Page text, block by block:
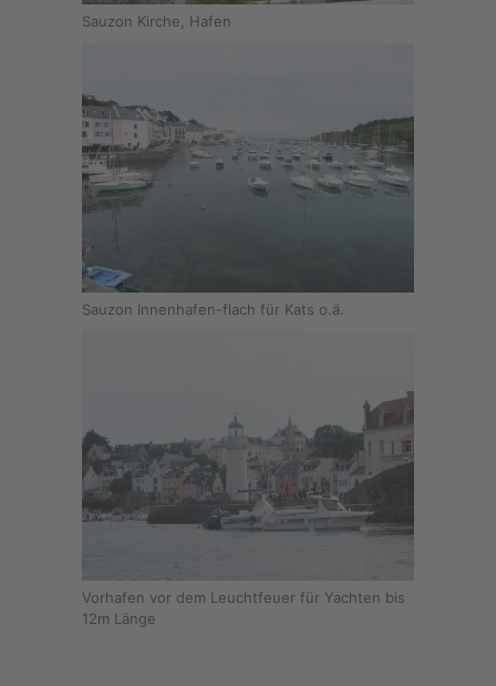
Sauzon Kirche, Hafen
Sauzon Innenhafen-flach für Kats o.ä.
Vorhafen vor dem Leuchtfeuer für Yachten bis
12m Länge